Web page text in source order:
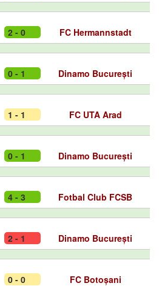
2 - 0 FC Hermannstadt
0 - 1 Dinamo București
1 - 1 FC UTA Arad
0 - 1 Dinamo București
4 - 3 Fotbal Club FCSB
2 - 1 Dinamo București
0 - 0 FC Botoșani